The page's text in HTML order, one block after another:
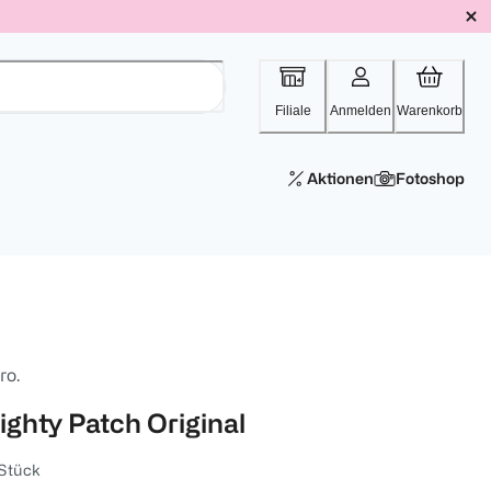
Filiale Anmelden Warenkorb
Aktionen Fotoshop
Patch Original